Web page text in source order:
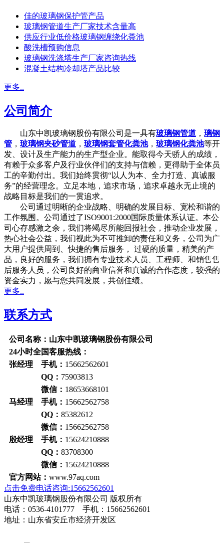
佳的玻璃钢保护管产品
玻璃钢管道生产厂家技术含量高
供应行业低价格玻璃钢缠绕化粪池
酸洗槽预购信息
玻璃钢洗涤塔生产厂家咨询热线
混凝土结构冷却塔产品比较
更多..
公司简介
山东中凯玻璃钢股份有限公司是一具有玻璃钢管道 ， 璃钢
管 ， 玻璃钢夹砂管道 ， 玻璃钢套管化粪池， 玻璃钢化粪池等开
发、设计及生产能力的生产型企业。能取得今天骄人的成绩，
有赖于众多客户及行业伙伴们的支持与信赖，更得助于全体员
工的辛勤付出。我们始终贯彻“以人为本、全力打造、真诚服
务”的经营理念。立足本地，追求市场，追求卓越永无止境的
战略目标是我们的一贯追求。
公司通过明晰的企业战略、明确的发展目标、宽松和谐的
工作氛围。公司通过了ISO9001:2000国际质量体系认证。本公
司心存感激之余，我们将竭尽所能回报社会，推动企业发展，
热心社会公益，我们视此为不可推卸的责任和义务，公司为广
大用户提供周到、快捷的售后服务， 过硬的质量，精美的产
品，良好的服务，我们拥有专业技术人员、工程师、和销售售
后服务人员，公司良好的商业信誉和真诚的合作态度，较强的
资金实力，愿与您共同发展，共创佳绩。
更多..
联系方式
公司名称：山东中凯玻璃钢股份有限公司
24小时全国客服热线：
张经理 手机： 15662562601
QQ： 75903813
微信： 18653668101
马经理 手机： 15662562758
QQ： 85382612
微信： 15662562758
殷经理 手机： 15624210888
QQ： 83708300
微信： 15624210888
官方网站： www.97aq.com
点击免费电话咨询:15662562601
山东中凯玻璃钢股份有限公司 版权所有
电话：0536-4101777 手机：15662562601
地址：山东省安丘市经济开发区